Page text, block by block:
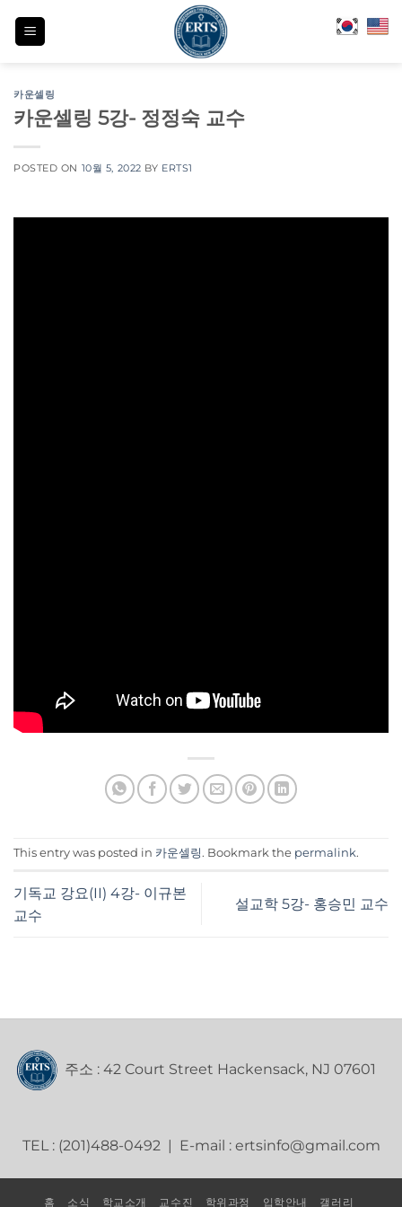
카운셀링
카운셀링 5강- 정정숙 교수
POSTED ON 10월 5, 2022 BY ERTS1
This entry was posted in 카운셀링 . Bookmark the permalink.
기독교 강요(II) 4강- 이규본
교수
설교학 5강- 홍승민 교수
주소 : 42 Court Street Hackensack, NJ 07601
TEL : (201)488-0492 | E-mail : ertsinfo@gmail.com
홈 소식 학교소개 교수진 학위과정 입학안내 갤러리